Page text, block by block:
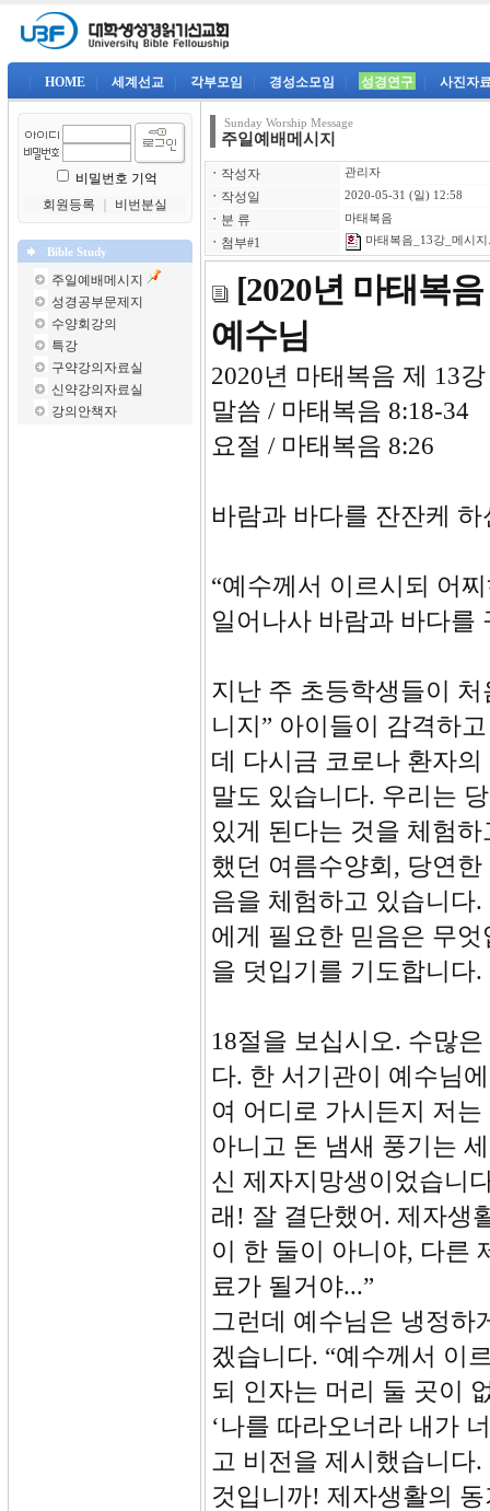
HOME 세계선교 각부모임 경성소모임 성경연구 사진자
비밀번호 기억
회원등록
비번분실
Bible Study
주일예배메시지
성경공부문제지
수양회강의
특강
구약강의자료실
신약강의자료실
강의안책자
Sunday Worship Message
주일예배메시지
ㆍ 작성자 관리자
ㆍ 작성일 2020-05-31 (일) 12:58
ㆍ 분 류 마태복음
ㆍ 첨부#1 마태복음_13강_메시지
[2020년 마태복
예수님
2020년 마태복음 제 13강
말씀 / 마태복음 8:18-34
요절 / 마태복음 8:26
바람과 바다를 잔잔케
“예수께서 이르시되 어
일어나사 바람과 바다를
지난 주 초등학생들이
니지” 아이들이 감격하
데 다시금 코로나 환자
말도 있습니다. 우리는
있게 된다는 것을 체험
했던 여름수양회, 당연
음을 체험하고 있습니다
에게 필요한 믿음은 무
을 덧입기를 기도합니다.
18절을 보십시오. 수많
다. 한 서기관이 예수님
여 어디로 가시든지 저
아니고 돈 냄새 풍기는
신 제자지망생이었습니
래! 잘 결단했어. 제자생
이 한 둘이 아니야, 다른
료가 될거야...”
그런데 예수님은 냉정하
겠습니다. “예수께서 이
되 인자는 머리 둘 곳이
‘나를 따라오너라 내가
고 비전을 제시했습니다
것입니까! 제자생활의